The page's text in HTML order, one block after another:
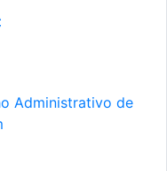
Administrativo de